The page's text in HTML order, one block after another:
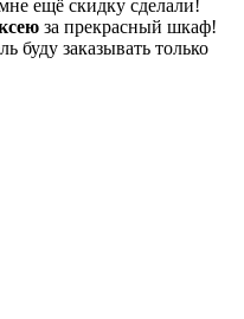
ещё скидку сделали!
за прекрасный шкаф!
буду заказывать только